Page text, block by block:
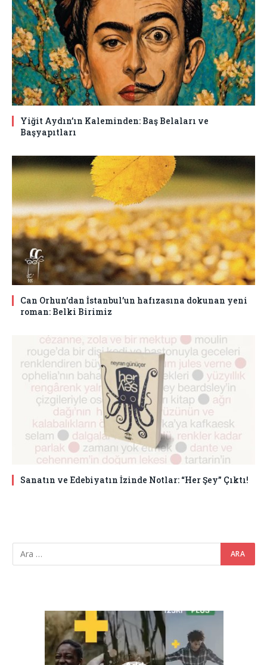
Yiğit Aydın’ın Kaleminden: Baş Belaları ve
Başyapıtları
Can Orhun’dan İstanbul’un hafızasına dokunan yeni
roman: Belki Birimiz
Sanatın ve Edebiyatın İzinde Notlar: “Her Şey” Çıktı!
Video
oynatıcı